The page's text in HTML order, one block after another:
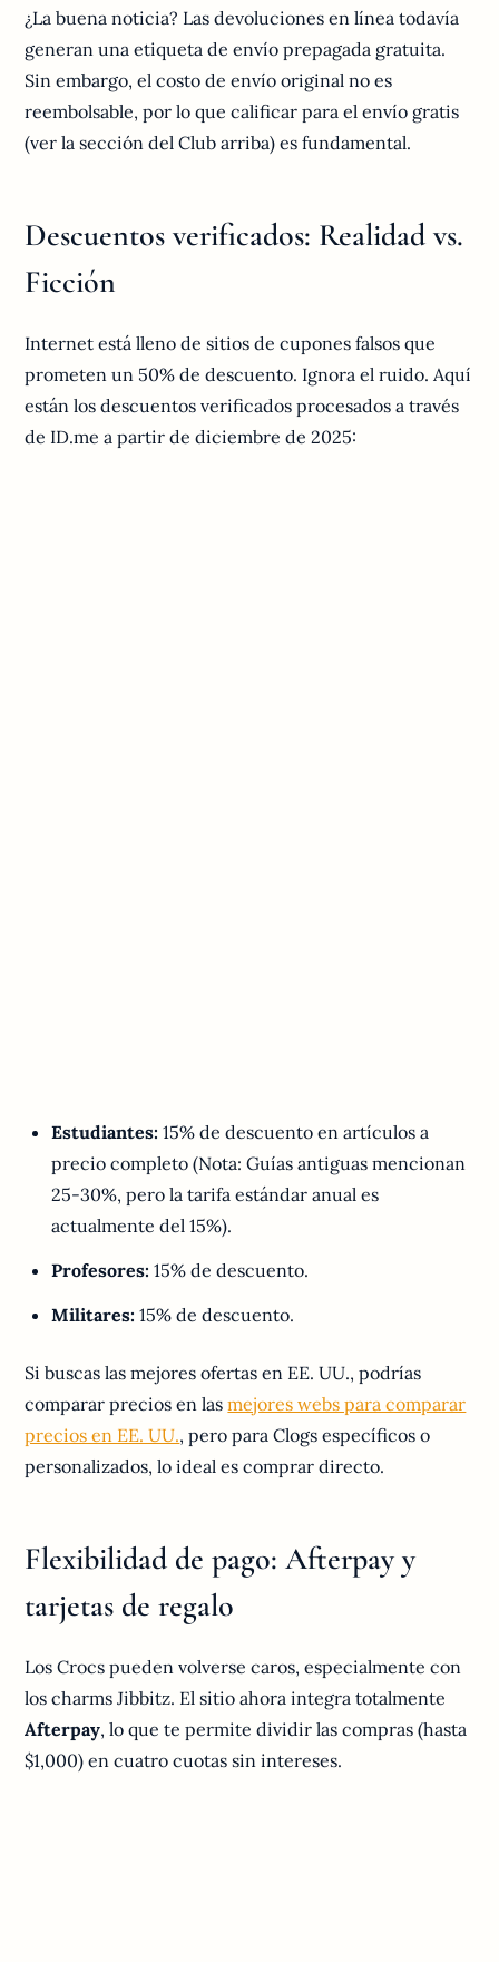
¿La buena noticia? Las devoluciones en línea todavía
generan una etiqueta de envío prepagada gratuita.
Sin embargo, el costo de envío original no es
reembolsable, por lo que calificar para el envío gratis
(ver la sección del Club arriba) es fundamental.
Descuentos verificados: Realidad vs.
Ficción
Internet está lleno de sitios de cupones falsos que
prometen un 50% de descuento. Ignora el ruido. Aquí
están los descuentos verificados procesados a través
de ID.me a partir de diciembre de 2025:
Estudiantes: 15% de descuento en artículos a
precio completo (Nota: Guías antiguas mencionan
25-30%, pero la tarifa estándar anual es
actualmente del 15%).
Profesores: 15% de descuento.
Militares: 15% de descuento.
Si buscas las mejores ofertas en EE. UU., podrías
comparar precios en lasmejores webs para comparar
precios en EE. UU., pero para Clogs específicos o
personalizados, lo ideal es comprar directo.
Flexibilidad de pago: Afterpay y
tarjetas de regalo
Los Crocs pueden volverse caros, especialmente con
los charms Jibbitz. El sitio ahora integra totalmente
Afterpay, lo que te permite dividir las compras (hasta
$1,000) en cuatro cuotas sin intereses.